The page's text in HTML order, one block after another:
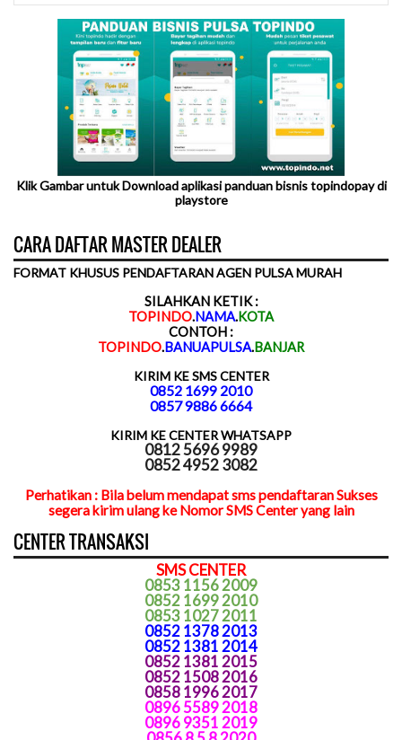
Klik Gambar untuk Download aplikasi panduan bisnis topindopay di
playstore
CARA DAFTAR MASTER DEALER
FORMAT KHUSUS PENDAFTARAN AGEN PULSA MURAH
SILAHKAN KETIK :
TOPINDO.NAMA.KOTA
CONTOH :
TOPINDO.BANUAPULSA.BANJAR
KIRIM KE SMS CENTER
0852 1699 2010
0857 9886 6664
KIRIM KE CENTER WHATSAPP
0812 5696 9989
0852 4952 3082
Perhatikan : Bila belum mendapat sms pendaftaran Sukses
segera kirim ulang ke Nomor SMS Center yang lain
CENTER TRANSAKSI
SMS CENTER
0853 1156 2009
0852 1699 2010
0853 1027 2011
0852 1378 2013
0852 1381 2014
0852 1381 2015
0852 1508 2016
0858 1996 2017
0896 5589 2018
0896 9351 2019